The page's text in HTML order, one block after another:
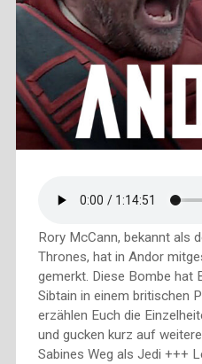
Rory McCann, bekannt als
Thrones, hat in Andor
gemerkt. Diese Bombe hat
Sibtain in einem britischen
erzählen Euch die
und gucken kurz auf
Sabines Weg als Jedi +++